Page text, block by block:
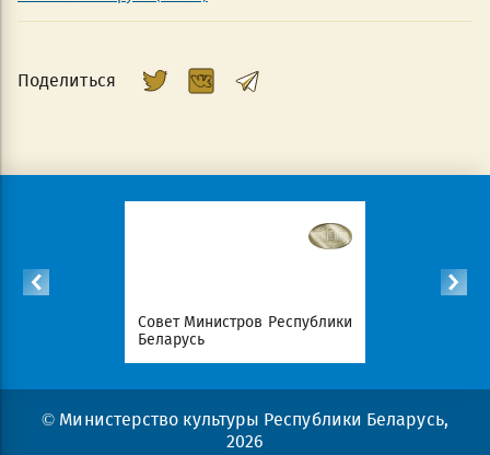
Поделиться
Совет Министров Республики
Беларусь
© Министерство культуры Республики Беларусь,
2026